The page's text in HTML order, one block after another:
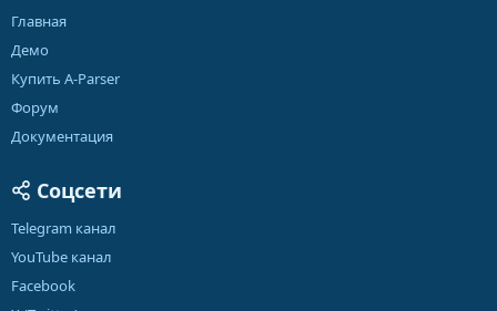
Главная
Демо
Купить A-Parser
Форум
Документация
Соцсети
Telegram канал
YouTube канал
Facebook